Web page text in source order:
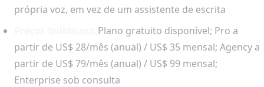
própria voz, em vez de um assistente de escrita
Plano gratuito disponível; Pro a
partir de US$ 28/mês (anual) / US$ 35 mensal; Agency a
partir de US$ 79/mês (anual) / US$ 99 mensal;
Enterprise sob consulta